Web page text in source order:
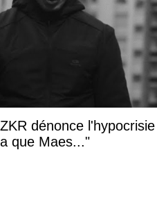
ZKR dénonce
a que Maes..."